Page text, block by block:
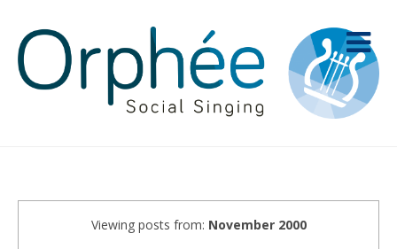
Viewing posts from: November 2000